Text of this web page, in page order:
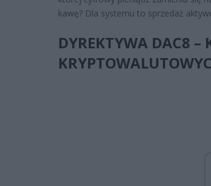
kawę? Dla systemu to sprzedaż
DYREKTYWA DAC8 –